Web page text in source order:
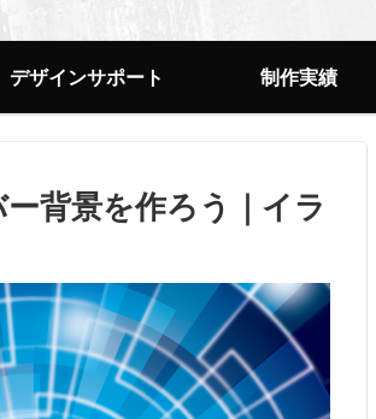
デザインサポート 制作実績
背景を作ろう｜イラ